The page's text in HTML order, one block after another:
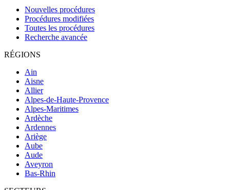
Nouvelles procédures
Procédures modifiées
Toutes les procédures
Recherche avancée
RÉGIONS
Ain
Aisne
Allier
Alpes-de-Haute-Provence
Alpes-Maritimes
Ardèche
Ardennes
Ariège
Aube
Aude
Aveyron
Bas-Rhin